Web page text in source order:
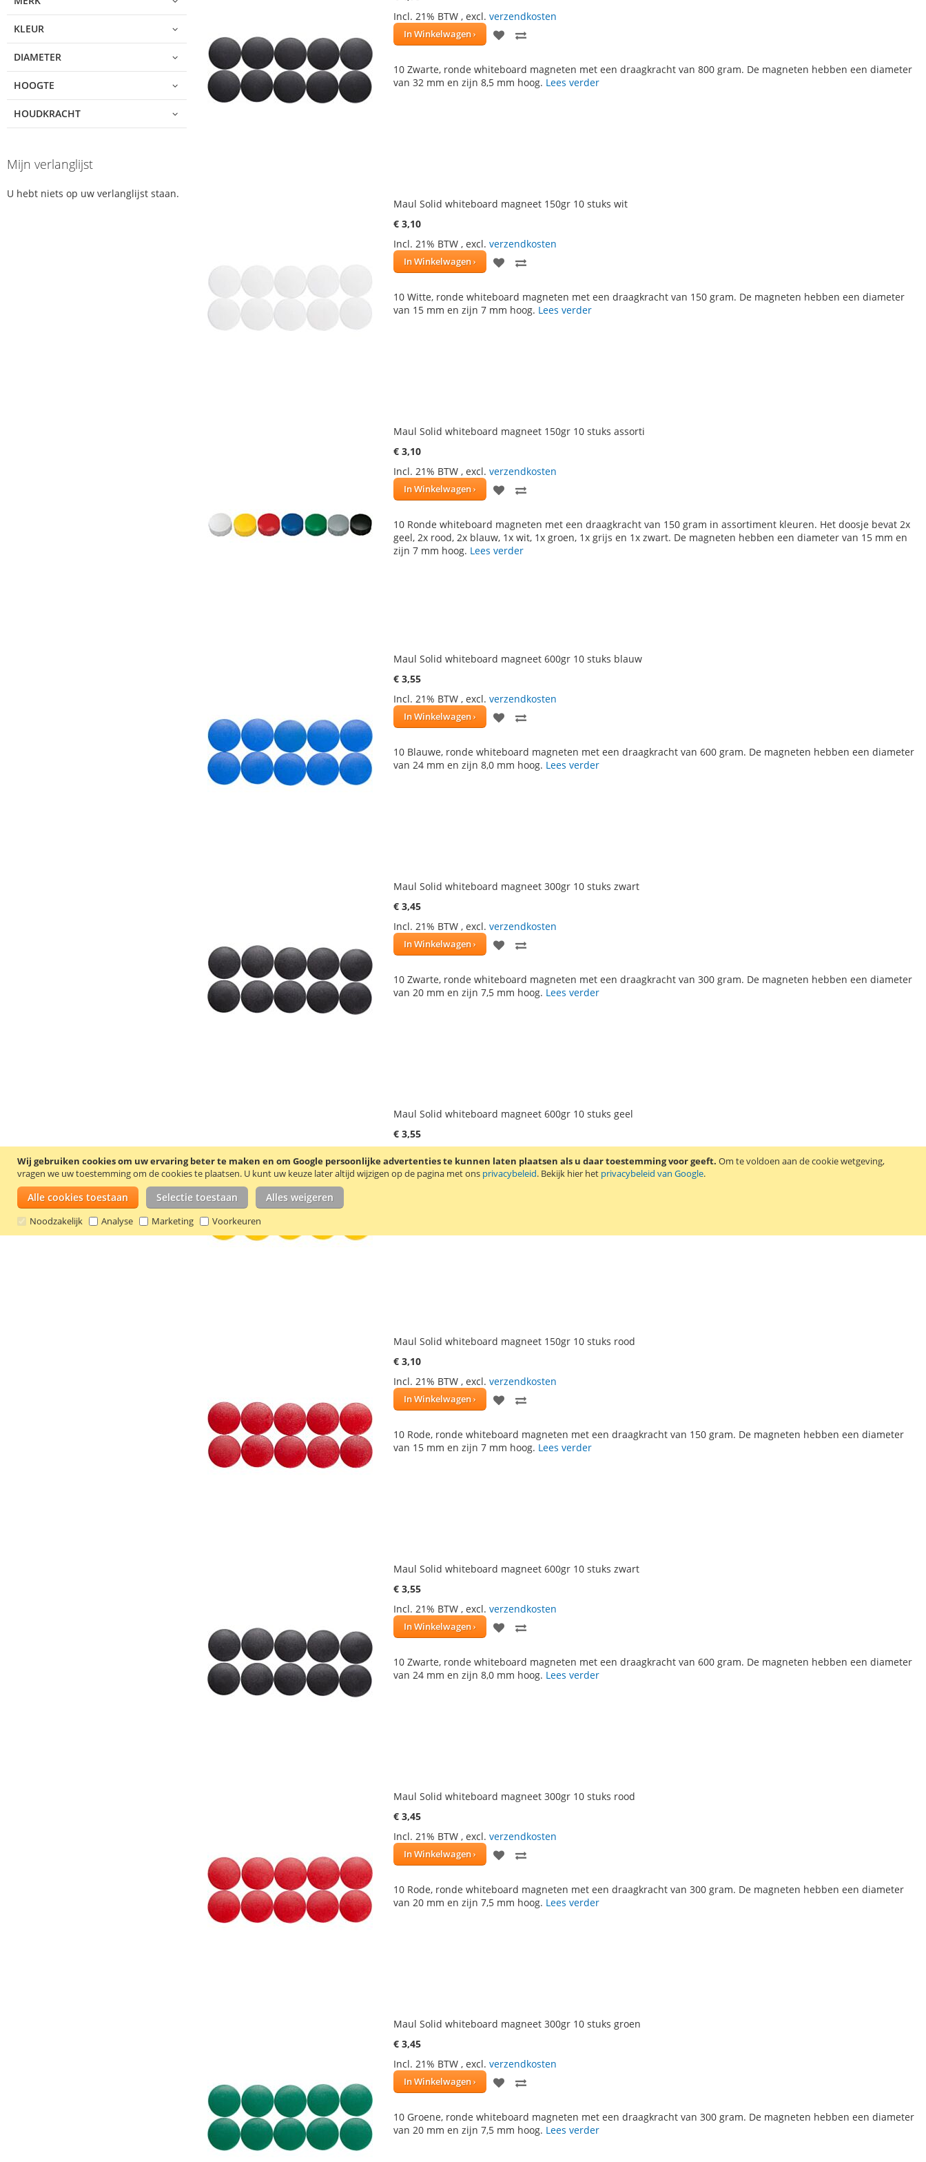
Wij gebruiken cookies om uw ervaring beter te maken en om Google persoonlijke advertenties te kunnen laten plaatsen als u daar toestemming voor geeft. Om te voldoen aan de cookie wetgeving,
vragen we uw toestemming om de cookies te plaatsen. U kunt uw keuze later altijd wijzigen op de pagina met ons privacybeleid. Bekijk hier het privacybeleid van Google.
Alle cookies toestaan Selectie toestaan Alles weigeren
Noodzakelijk Analyse Marketing Voorkeuren
KLEUR
DIAMETER
HOOGTE
HOUDKRACHT
Incl. 21% BTW , excl. verzendkosten
In Winkelwagen
VOEG
AANTE
10 Zwarte, ronde whiteboard magneten met een draagkracht van 800 gram. De magneten hebben een diameter
van 32 mm en zijn 8,5 mm hoog. Lees verder
Maul Solid whiteboard magneet 150gr 10 stuks wit
€ 3,10
Incl. 21% BTW , excl. verzendkosten
In Winkelwagen
VOEG
AANTE
10 Witte, ronde whiteboard magneten met een draagkracht van 150 gram. De magneten hebben een diameter
van 15 mm en zijn 7 mm hoog. Lees verder
Maul Solid whiteboard magneet 150gr 10 stuks assorti
€ 3,10
Incl. 21% BTW , excl. verzendkosten
In Winkelwagen
VOEG
AAN
VERLANGLIJST
TE
10 Ronde whiteboard magneten met een draagkracht van 150 gram in assortiment kleuren. Het doosje bevat 2x
geel, 2x rood, 2x blauw, 1x wit, 1x groen, 1x grijs en 1x zwart. De magneten hebben een diameter van 15 mm en
zijn 7 mm hoog. Lees verder
Maul Solid whiteboard magneet 600gr 10 stuks blauw
€ 3,55
Incl. 21% BTW , excl. verzendkosten
In Winkelwagen
VOEG
AANTE
10 Blauwe, ronde whiteboard magneten met een draagkracht van 600 gram. De magneten hebben een diameter
van 24 mm en zijn 8,0 mm hoog. Lees verder
Maul Solid whiteboard magneet 300gr 10 stuks zwart
€ 3,45
Incl. 21% BTW , excl. verzendkosten
In Winkelwagen
VOEG
AANTE
10 Zwarte, ronde whiteboard magneten met een draagkracht van 300 gram. De magneten hebben een diameter
van 20 mm en zijn 7,5 mm hoog. Lees verder
Maul Solid whiteboard magneet 600gr 10 stuks geel
€ 3,55
In Winkelwagen
VOEG
VERLANGLIJST
TOEVOEGEN
VERGELIJKEN
Maul Solid whiteboard magneet 150gr 10 stuks rood
€ 3,10
Incl. 21% BTW , excl. verzendkosten
In Winkelwagen
VOEG
AANTE
10 Rode, ronde whiteboard magneten met een draagkracht van 150 gram. De magneten hebben een diameter
van 15 mm en zijn 7 mm hoog. Lees verder
Maul Solid whiteboard magneet 600gr 10 stuks zwart
€ 3,55
Incl. 21% BTW , excl. verzendkosten
In Winkelwagen
VOEG
AANTE
10 Zwarte, ronde whiteboard magneten met een draagkracht van 600 gram. De magneten hebben een diameter
van 24 mm en zijn 8,0 mm hoog. Lees verder
Maul Solid whiteboard magneet 300gr 10 stuks rood
€ 3,45
Incl. 21% BTW , excl. verzendkosten
In Winkelwagen
VOEG
AANTE
10 Rode, ronde whiteboard magneten met een draagkracht van 300 gram. De magneten hebben een diameter
van 20 mm en zijn 7,5 mm hoog. Lees verder
Maul Solid whiteboard magneet 300gr 10 stuks groen
€ 3,45
Incl. 21% BTW , excl. verzendkosten
In Winkelwagen
VOEG
AANTE
10 Groene, ronde whiteboard magneten met een draagkracht van 300 gram. De magneten hebben een diameter
van 20 mm en zijn 7,5 mm hoog. Lees verder
Mijn verlanglijst
U hebt niets op uw verlanglijst staan.